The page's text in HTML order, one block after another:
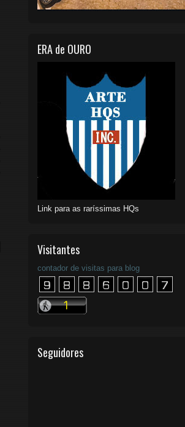
ERA de OURO
Link para as raríssimas HQs
Visitantes
contador de visitas para blog
Seguidores